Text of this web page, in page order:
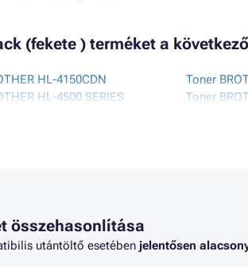
(fekete ) terméket a
HL-4150CDN
HL-4500 SERIES
Toner
Toner
összehasonlítása
utántöltő esetében jelentősen